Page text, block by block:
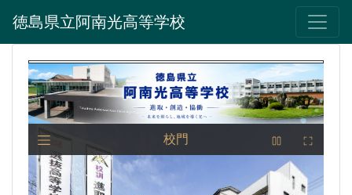
徳島県立阿南光高等学校